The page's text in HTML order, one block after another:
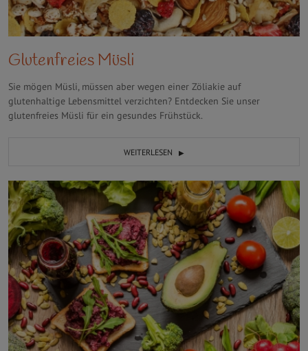
Glutenfreies Müsli
Sie mögen Müsli, müssen aber wegen einer Zöliakie auf
glutenhaltige Lebensmittel verzichten? Entdecken Sie unser
glutenfreies Müsli für ein gesundes Frühstück.
WEITERLESEN